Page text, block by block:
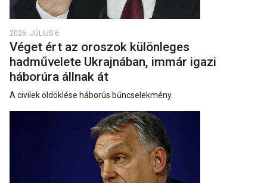
2026. JÚLIUS 6.
Véget ért az oroszok különleges
hadművelete Ukrajnában, immár igazi
háborúra állnak át
A civilek öldöklése háborús bűncselekmény.